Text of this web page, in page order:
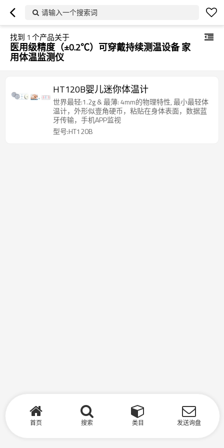
请输入一个搜索词
找到 1 个产品关于
医用级精度（±0.2℃）可穿戴持续测温设备 家
用体温监测仪
HT120B婴儿迷你体温计
世界最轻:1.2g & 最薄: 4mm的物理特性, 最小最轻体
温计，外形似壹角硬币，粘贴在身体表面，数据蓝
牙传输，手机APP监视
型号:HT120B
首页 搜索 类目 发送询盘